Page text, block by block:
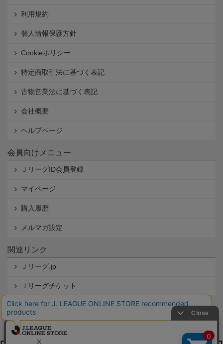
利用規約
個人情報保護方針
Cookieポリシー
特定商取引法に基づく表記
古物営業法に基づく表記
会社概要
ヘルプページ
会員向けメニュー
ＪリーグID会員登録
マイページ
購入履歴
メルマガ設定
関連リンク
Ｊリーグ.jp
Ｊリーグチケット